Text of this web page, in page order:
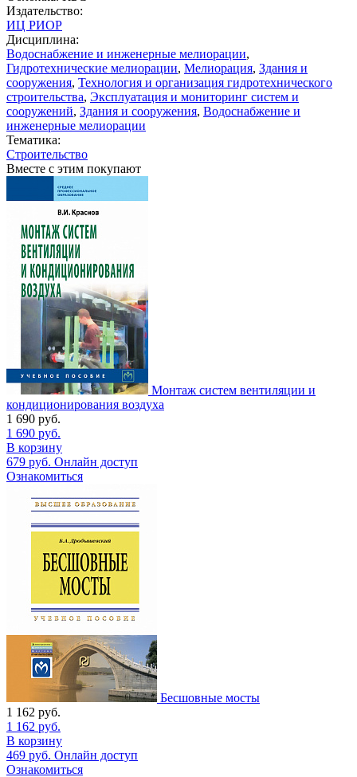
Издательство:
ИЦ РИОР
Дисциплина:
Водоснабжение и инженерные мелиорации,
Гидротехнические мелиорации, Мелиорация, Здания и
сооружения, Технология и организация гидротехнического
строительства, Эксплуатация и мониторинг систем и
сооружений, Здания и сооружения, Водоснабжение и
инженерные мелиорации
Тематика:
Строительство
Вместе с этим покупают
Монтаж систем вентиляции и
кондиционирования воздуха
1 690 руб.
1 690 руб.
В корзину
679 руб. Онлайн доступ
Ознакомиться
Бесшовные мосты
1 162 руб.
1 162 руб.
В корзину
469 руб. Онлайн доступ
Ознакомиться